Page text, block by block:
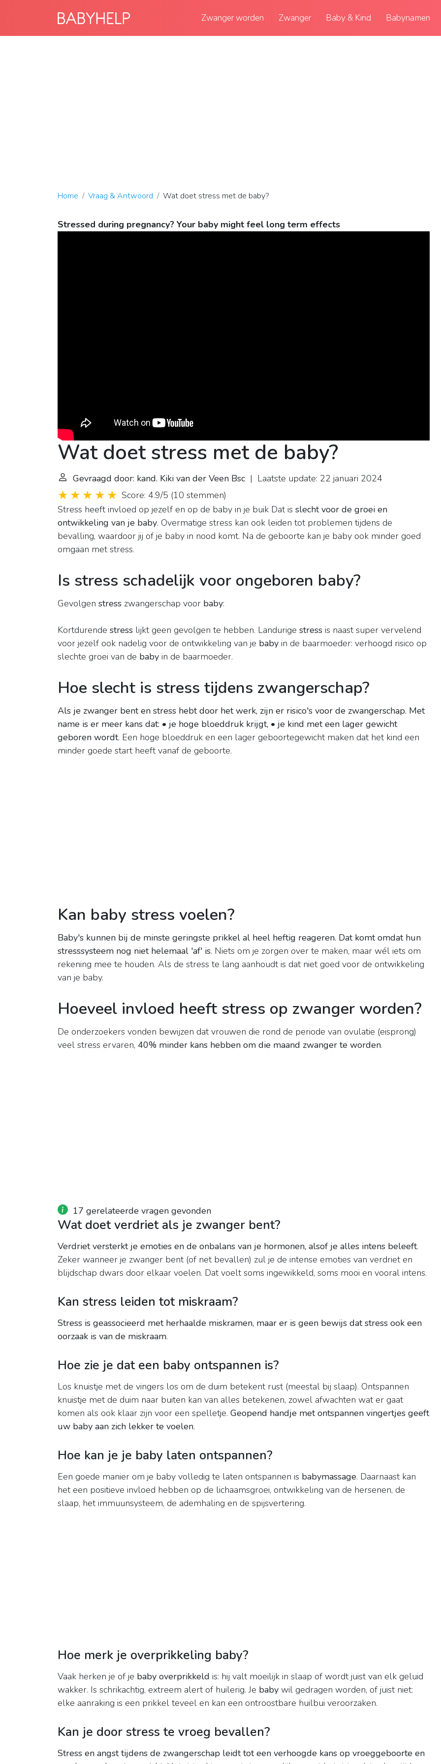
Zwanger worden Zwanger Baby & Kind Babynamen
Home Vraag & Antwoord Wat doet stress met de baby?
Stressed during pregnancy? Your baby might feel long term effects
Wat doet stress met de baby?
Gevraagd door: kand. Kiki van der Veen Bsc | Laatste update: 22 januari 2024
Score: 4.9/5 (10 stemmen)
Stress heeft invloed op jezelf en op de baby in je buik Dat is slecht voor de groei en
ontwikkeling van je baby. Overmatige stress kan ook leiden tot problemen tijdens de
bevalling, waardoor jij of je baby in nood komt. Na de geboorte kan je baby ook minder goed
omgaan met stress.
Is stress schadelijk voor ongeboren baby?
Gevolgen stress zwangerschap voor baby:
Kortdurende stress lijkt geen gevolgen te hebben. Landurige stress is naast super vervelend
voor jezelf ook nadelig voor de ontwikkeling van je baby in de baarmoeder: verhoogd risico op
slechte groei van de baby in de baarmoeder.
Hoe slecht is stress tijdens zwangerschap?
Als je zwanger bent en stress hebt door het werk, zijn er risico's voor de zwangerschap. Met
name is er meer kans dat: • je hoge bloeddruk krijgt, • je kind met een lager gewicht
geboren wordt. Een hoge bloeddruk en een lager geboortegewicht maken dat het kind een
minder goede start heeft vanaf de geboorte.
Kan baby stress voelen?
Baby's kunnen bij de minste geringste prikkel al heel heftig reageren. Dat komt omdat hun
stresssysteem nog niet helemaal 'af' is. Niets om je zorgen over te maken, maar wél iets om
rekening mee te houden. Als de stress te lang aanhoudt is dat niet goed voor de ontwikkeling
van je baby.
Hoeveel invloed heeft stress op zwanger worden?
De onderzoekers vonden bewijzen dat vrouwen die rond de periode van ovulatie (eisprong)
veel stress ervaren, 40% minder kans hebben om die maand zwanger te worden.
17 gerelateerde vragen gevonden
Wat doet verdriet als je zwanger bent?
Verdriet versterkt je emoties en de onbalans van je hormonen, alsof je alles intens beleeft.
Zeker wanneer je zwanger bent (of net bevallen) zul je de intense emoties van verdriet en
blijdschap dwars door elkaar voelen. Dat voelt soms ingewikkeld, soms mooi en vooral intens.
Kan stress leiden tot miskraam?
Stress is geassocieerd met herhaalde miskramen, maar er is geen bewijs dat stress ook een
oorzaak is van de miskraam.
Hoe zie je dat een baby ontspannen is?
Los knuistje met de vingers los om de duim betekent rust (meestal bij slaap). Ontspannen
knuistje met de duim naar buiten kan van alles betekenen, zowel afwachten wat er gaat
komen als ook klaar zijn voor een spelletje. Geopend handje met ontspannen vingertjes geeft
uw baby aan zich lekker te voelen.
Hoe kan je je baby laten ontspannen?
Een goede manier om je baby volledig te laten ontspannen is babymassage. Daarnaast kan
het een positieve invloed hebben op de lichaamsgroei, ontwikkeling van de hersenen, de
slaap, het immuunsysteem, de ademhaling en de spijsvertering.
Hoe merk je overprikkeling baby?
Vaak herken je of je baby overprikkeld is: hij valt moeilijk in slaap of wordt juist van elk geluid
wakker. Is schrikachtig, extreem alert of huilerig. Je baby wil gedragen worden, of juist niet:
elke aanraking is een prikkel teveel en kan een ontroostbare huilbui veroorzaken.
Kan je door stress te vroeg bevallen?
Stress en angst tijdens de zwangerschap leidt tot een verhoogde kans op vroeggeboorte en